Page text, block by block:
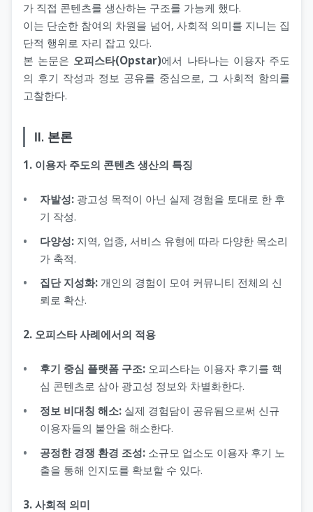
가 직접 콘텐츠를 생산하는 구조를 가능케 했다.
이는 단순한 참여의 차원을 넘어, 사회적 의미를 지니는 집
단적 행위로 자리 잡고 있다.
본 논문은 오피스타(Opstar)에서 나타나는 이용자 주도
의 후기 작성과 정보 공유를 중심으로, 그 사회적 함의를
고찰한다.
Ⅱ. 본론
1. 이용자 주도의 콘텐츠 생산의 특징
자발성: 광고성 목적이 아닌 실제 경험을 토대로 한 후
기 작성.
다양성: 지역, 업종, 서비스 유형에 따라 다양한 목소리
가 축적.
집단 지성화: 개인의 경험이 모여 커뮤니티 전체의 신
뢰로 확산.
2. 오피스타 사례에서의 적용
후기 중심 플랫폼 구조: 오피스타는 이용자 후기를 핵
심 콘텐츠로 삼아 광고성 정보와 차별화한다.
정보 비대칭 해소: 실제 경험담이 공유됨으로써 신규
이용자들의 불안을 해소한다.
공정한 경쟁 환경 조성: 소규모 업소도 이용자 후기 노
출을 통해 인지도를 확보할 수 있다.
3. 사회적 의미